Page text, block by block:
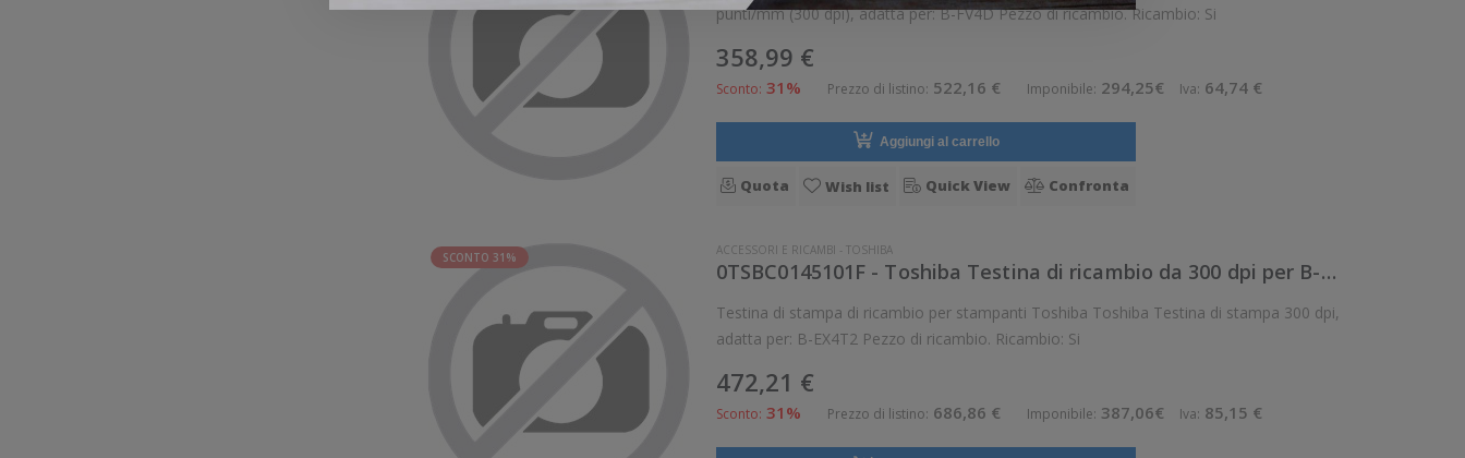
punti/mm (300 dpi), adatta per: B-FV4D Pezzo di ricambio. Ricambio: Si
358,99 €
Sconto: 31% Prezzo di listino: 522,16 € Imponibile: 294,25€ Iva: 64,74 €
Aggiungi al carrello
Quota Wish list Quick View Confronta
SCONTO 31% ACCESSORI E RICAMBI - TOSHIBA
0TSBC0145101F - Toshiba Testina di ricambio da 300 dpi per B-EX4T2
Testina di stampa di ricambio per stampanti Toshiba Toshiba Testina di stampa 300 dpi,
adatta per: B-EX4T2 Pezzo di ricambio. Ricambio: Si
472,21 €
Sconto: 31% Prezzo di listino: 686,86 € Imponibile: 387,06€ Iva: 85,15 €